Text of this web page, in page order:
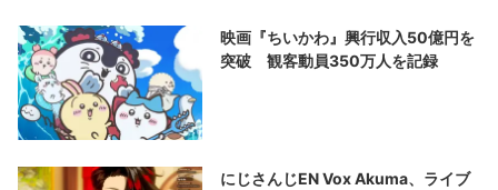
映画『ちいかわ』興行収入50億円を
突破 観客動員350万人を記録
にじさんじEN Vox Akuma、ライブ